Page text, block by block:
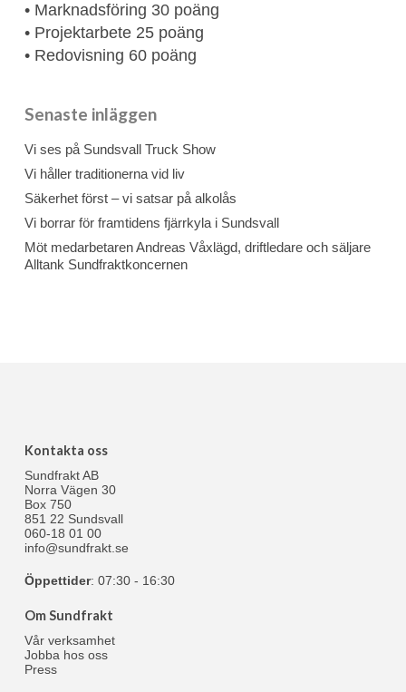
• Marknadsföring 30 poäng
• Projektarbete 25 poäng
• Redovisning 60 poäng
Senaste inläggen
Vi ses på Sundsvall Truck Show
Vi håller traditionerna vid liv
Säkerhet först – vi satsar på alkolås
Vi borrar för framtidens fjärrkyla i Sundsvall
Möt medarbetaren Andreas Våxlägd, driftledare och säljare
Alltank Sundfraktkoncernen
Kontakta oss
Sundfrakt AB
Norra Vägen 30
Box 750
851 22 Sundsvall
060-18 01 00
info@sundfrakt.se
Öppettider: 07:30 - 16:30
Om Sundfrakt
Vår verksamhet
Jobba hos oss
Press